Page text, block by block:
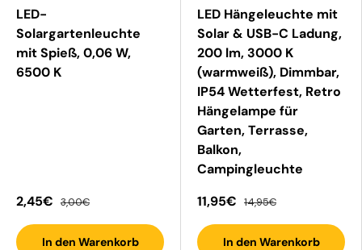
LED-
Solargartenleuchte
mit Spieß, 0,06 W,
6500 K
2,45€ 3,00€
In den Warenkorb
LED Hängeleuchte mit
Solar & USB-C Ladung,
200 lm, 3000 K
(warmweiß), Dimmbar,
IP54 Wetterfest, Retro
Hängelampe für
Garten, Terrasse,
Balkon,
Campingleuchte
11,95€ 14,95€
In den Warenkorb